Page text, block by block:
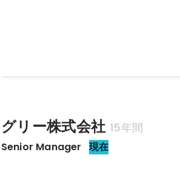
グリー株式会社 15年間
Senior Manager 現在